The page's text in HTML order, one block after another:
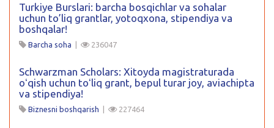
Turkiye Burslari: barcha bosqichlar va sohalar
uchun to’liq grantlar, yotoqxona, stipendiya va
boshqalar!
Barcha soha | 236047
Schwarzman Scholars: Xitoyda magistraturada
oʻqish uchun toʻliq grant, bepul turar joy, aviachipta
va stipendiya!
Biznesni boshqarish | 227464